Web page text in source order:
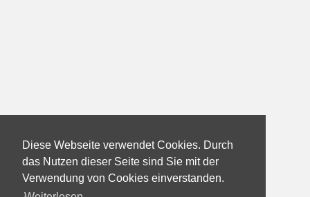
Diese Webseite verwendet Cookies. Durch
das Nutzen dieser Seite sind Sie mit der
Verwendung von Cookies einverstanden.